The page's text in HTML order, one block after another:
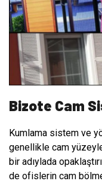
Bizote Cam
Kumlama sistem ve
genellikle cam
bir adıylada
de ofislerin cam